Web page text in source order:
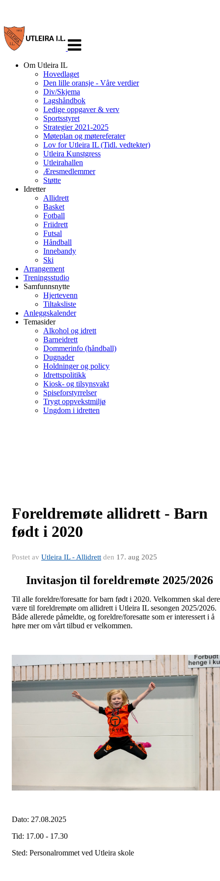
navigasjon
Om Utleira IL
Hovedlaget
Den lille oransje - Våre verdier
Div/Skjema
Lagshåndbok
Ledige oppgaver & verv
Sportsstyret
Strategier 2021-2025
Møteplan og møtereferater
Lov for Utleira IL (Tidl. vedtekter)
Utleira Kunstgress
Utleirahallen
Æresmedlemmer
Støtte
Idretter
Allidrett
Basket
Fotball
Friidrett
Futsal
Håndball
Innebandy
Ski
Arrangement
Treningsstudio
Samfunnsnytte
Hjertevenn
Tiltaksliste
Anleggskalender
Temasider
Alkohol og idrett
Barneidrett
Dommerinfo (håndball)
Dugnader
Holdninger og policy
Idrettspolitikk
Kiosk- og tilsynsvakt
Spiseforstyrrelser
Trygt oppvekstmiljø
Ungdom i idretten
Foreldremøte allidrett - Barn
født i 2020
Postet av Utleira IL - Allidrett den 17. aug 2025
Invitasjon til foreldremøte 2025/2026
Til alle foreldre/foresatte for barn født i 2020. Velkommen skal dere
være til foreldremøte om allidrett i Utleira IL sesongen 2025/2026.
Både allerede påmeldte, og foreldre/foresatte som er interessert i å
høre mer om vårt tilbud er velkommen.
Dato: 27.08.2025
Tid: 17.00 - 17.30
Sted: Personalrommet ved Utleira skole